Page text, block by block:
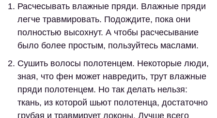
Расчесывать влажные пряди. Влажные пряди
легче травмировать. Подождите, пока они
полностью высохнут. А чтобы расчесывание
было более простым, пользуйтесь маслами.
Сушить волосы полотенцем. Некоторые люди,
зная, что фен может навредить, трут влажные
пряди полотенцем. Но так делать нельзя:
ткань, из которой шьют полотенца, достаточно
грубая и травмирует локоны. Лучше всего